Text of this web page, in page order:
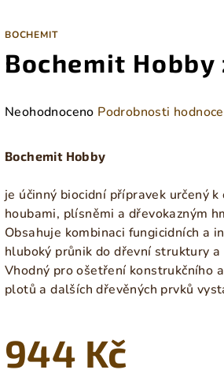
BOCHEMIT
Bochemit
Průměrné
produktu
0,0
z
5
hvězdiček.
Neohodnoceno Podrobnosti
Bochemit Hobby
je účinný biocidní přípravek určený
houbami, plísněmi a dřevokazným
Obsahuje kombinaci fungicidních a
hluboký průnik do dřevní struktury
Vhodný pro ošetření konstrukčního
plotů a dalších dřevěných prvků
944 Kč